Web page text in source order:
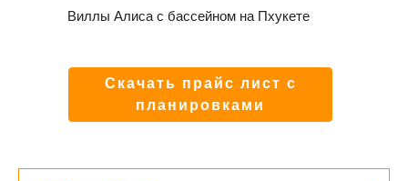
Виллы Алиса с бассейном на Пхукете
Скачать прайс лист с
планировками